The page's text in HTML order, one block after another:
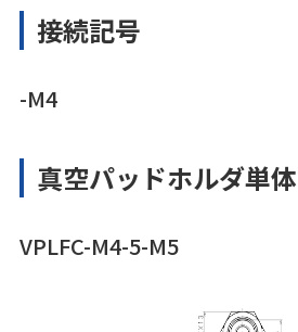
接続記号
-M4
真空パッドホルダ単体
VPLFC-M4-5-M5